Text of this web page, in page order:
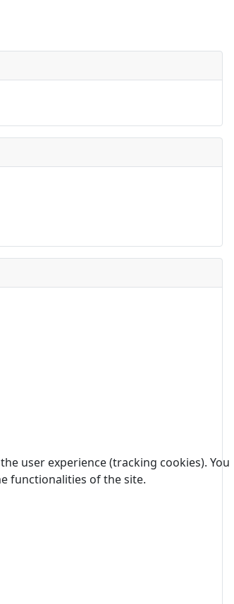
user experience (tracking cookies). You
functionalities of the site.